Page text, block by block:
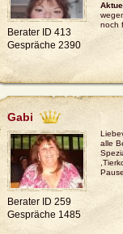
Berater ID 413
Gespräche 2390
noch
Gabi
alle
Berater ID 259
Gespräche 1485